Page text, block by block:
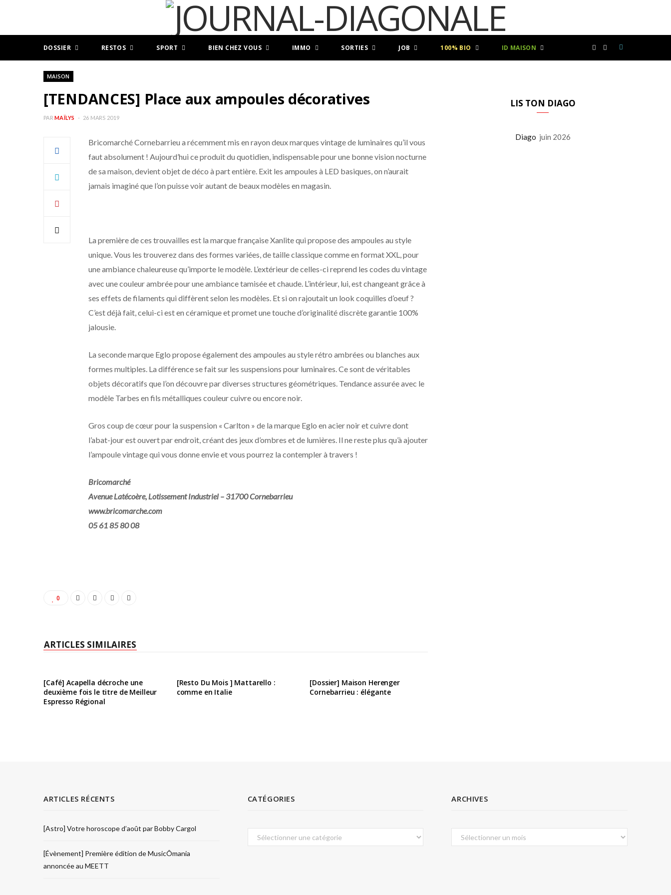
DOSSIER RESTOS SPORT BIEN CHEZ VOUS IMMO SORTIES JOB 100% BIO ID MAISON
MAISON
[TENDANCES] Place aux ampoules décoratives
PAR MAÏLYS 26 MARS 2019
Bricomarché Cornebarrieu a récemment mis en rayon deux marques vintage de luminaires qu’il vous
faut absolument ! Aujourd’hui ce produit du quotidien, indispensable pour une bonne vision nocturne
de sa maison, devient objet de déco à part entière. Exit les ampoules à LED basiques, on n’aurait
jamais imaginé que l’on puisse voir autant de beaux modèles en magasin.
La première de ces trouvailles est la marque française Xanlite qui propose des ampoules au style
unique. Vous les trouverez dans des formes variées, de taille classique comme en format XXL, pour
une ambiance chaleureuse qu’importe le modèle. L’extérieur de celles-ci reprend les codes du vintage
avec une couleur ambrée pour une ambiance tamisée et chaude. L’intérieur, lui, est changeant grâce à
ses effets de filaments qui diffèrent selon les modèles. Et si on rajoutait un look coquilles d’oeuf ?
C’est déjà fait, celui-ci est en céramique et promet une touche d’originalité discrète garantie 100%
jalousie.
La seconde marque Eglo propose également des ampoules au style rétro ambrées ou blanches aux
formes multiples. La différence se fait sur les suspensions pour luminaires. Ce sont de véritables
objets décoratifs que l’on découvre par diverses structures géométriques. Tendance assurée avec le
modèle Tarbes en fils métalliques couleur cuivre ou encore noir.
Gros coup de cœur pour la suspension « Carlton » de la marque Eglo en acier noir et cuivre dont
l’abat-jour est ouvert par endroit, créant des jeux d’ombres et de lumières. Il ne reste plus qu’à ajouter
l’ampoule vintage qui vous donne envie et vous pourrez la contempler à travers !
Bricomarché
Avenue Latécoère, Lotissement Industriel – 31700 Cornebarrieu
www.bricomarche.com
05 61 85 80 08
0
ARTICLES SIMILAIRES
[Café] Acapella décroche une
deuxième fois le titre de Meilleur
Espresso Régional
[Resto Du Mois ] Mattarello :
comme en Italie
[Dossier] Maison Herenger
Cornebarrieu : élégante
LIS TON DIAGO
Diago juin 2026
ARTICLES RÉCENTS
[Astro] Votre horoscope d’août par Bobby Cargol
[Évènement] Première édition de MusicÔmania
annoncée au MEETT
CATÉGORIES
Catégories
ARCHIVES
Archives